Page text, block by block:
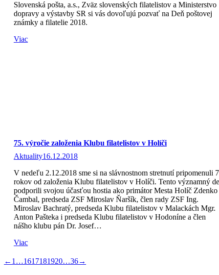
Slovenská pošta, a.s., Zväz slovenských filatelistov a Ministerstvo
dopravy a výstavby SR si vás dovoľujú pozvať na Deň poštovej
známky a filatelie 2018.
Viac
75. výročie založenia Klubu filatelistov v Holíči
Aktuality16.12.2018
V nedeľu 2.12.2018 sme si na slávnostnom stretnutí pripomenuli
rokov od založenia Klubu filatelistov v Holíči. Tento významný
podporili svojou účasťou hostia ako primátor Mesta Holíč Zdenko
Čambal, predseda ZSF Miroslav Ňaršík, člen rady ZSF Ing.
Miroslav Bachratý, predseda Klubu filatelistov v Malackách Mgr.
Anton Pašteka i predseda Klubu filatelistov v Hodoníne a člen
nášho klubu pán Dr. Josef…
Viac
← 1 …1617181920…36→